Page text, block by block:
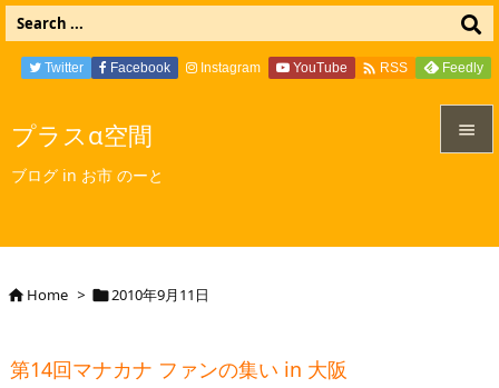
プラスα空間
ブログ in お市 のーと

Twitter Facebook Instagram YouTube  RSS Feedly
Home > 2010年9月11日
第14回マナカナ ファンの集い in 大阪